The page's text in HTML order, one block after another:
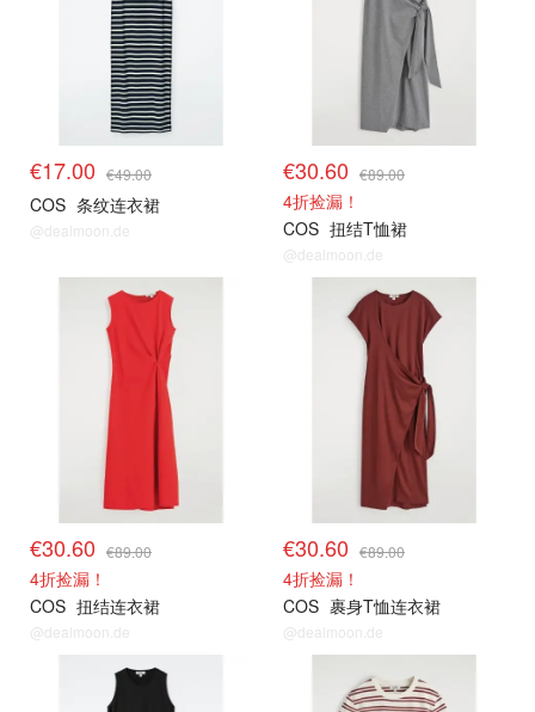
€17.00 €49.00
COS 条纹连衣裙
@dealmoon.de
€30.60 €89.00
4折捡漏！
COS 扭结T恤裙
@dealmoon.de
€30.60 €89.00
4折捡漏！
COS 扭结连衣裙
@dealmoon.de
€30.60 €89.00
4折捡漏！
COS 裹身T恤连衣裙
@dealmoon.de